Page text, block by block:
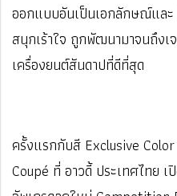
ออกแบบอันเป็นเอกลักษณ์แล
สนุกเร้าใจ ถูกพัฒนามาจนถึงเ
เครื่องยนต์สันดาปที่ดีที่สุด
ครั้งแรกกับสี Exclusive
Coupé ที่ อาวดี้ ประเทศไท